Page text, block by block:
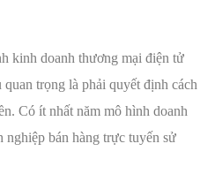
kinh doanh thương mại điện tử
trọng là phải quyết định cách
Có ít nhất năm mô hình doanh
nghiệp bán hàng trực tuyến sử